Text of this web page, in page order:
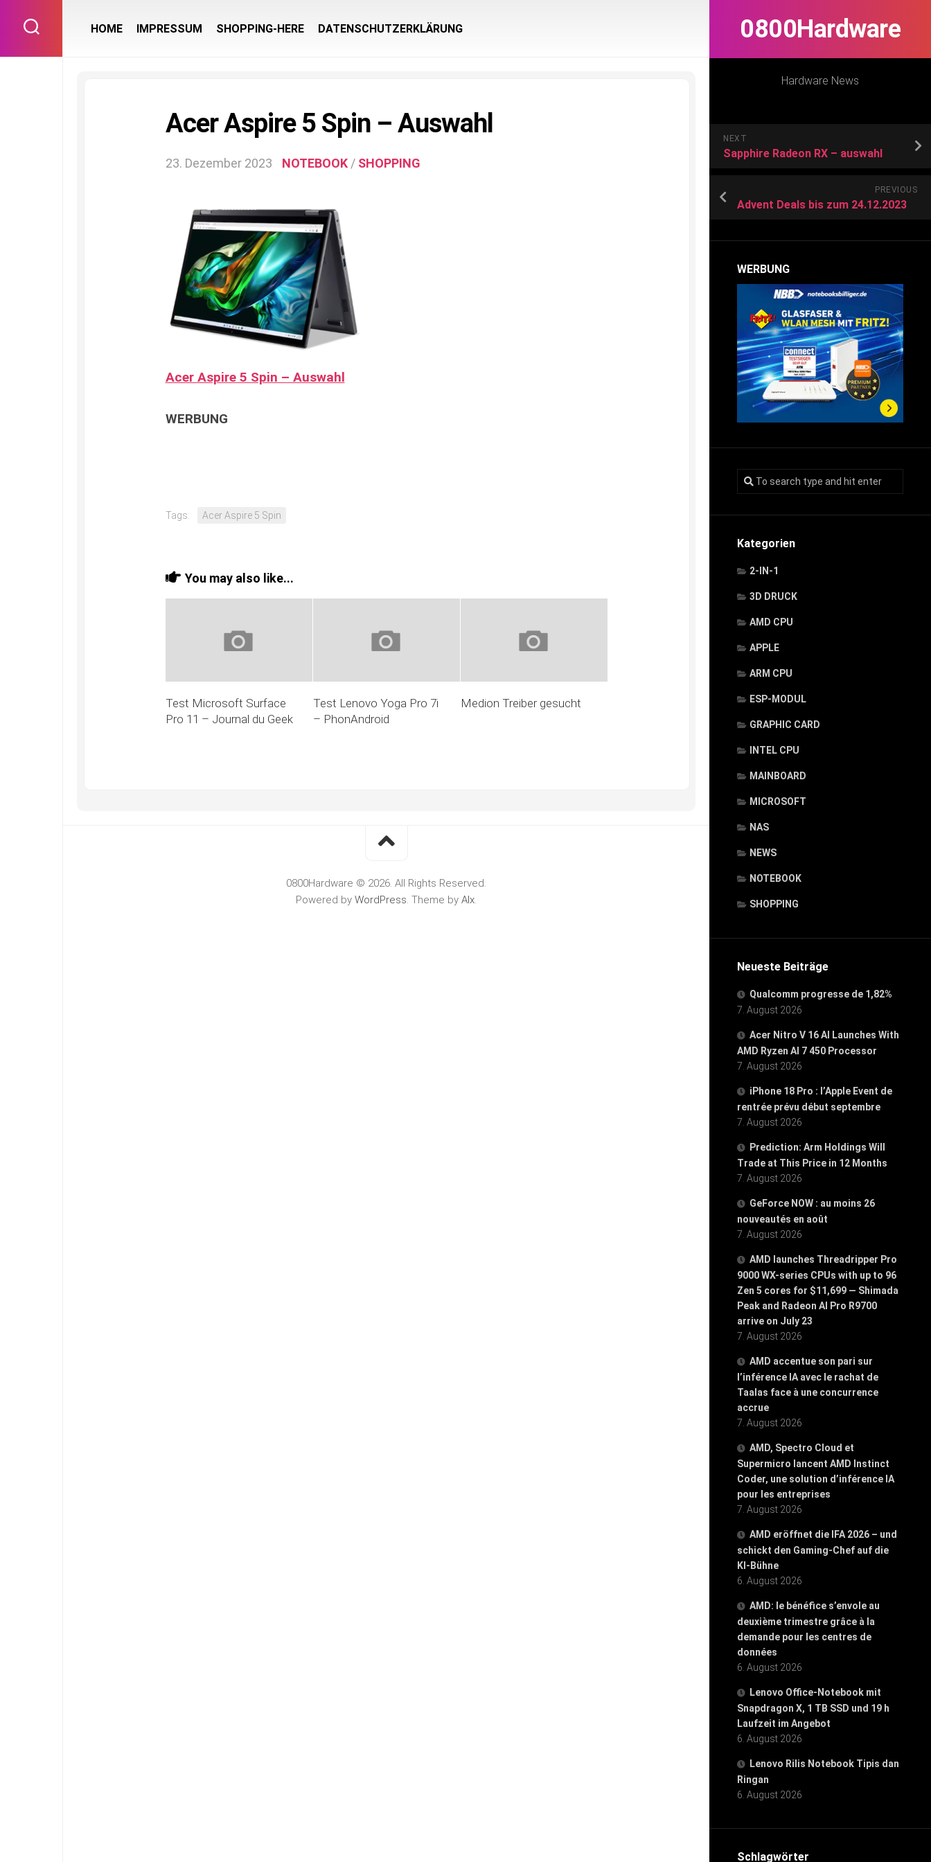
content
0800Hardware
Hardware News
NEXT
Sapphire Radeon RX – auswahl
PREVIOUS
Advent Deals bis zum 24.12.2023
WERBUNG
Kategorien
2-IN-1
3D DRUCK
AMD CPU
APPLE
ARM CPU
ESP-MODUL
GRAPHIC CARD
INTEL CPU
MAINBOARD
MICROSOFT
NAS
NEWS
NOTEBOOK
SHOPPING
Neueste Beiträge
Qualcomm progresse de 1,82%
7. August 2026
Acer Nitro V 16 AI Launches With
AMD Ryzen AI 7 450 Processor
7. August 2026
iPhone 18 Pro : l’Apple Event de
rentrée prévu début septembre
7. August 2026
Prediction: Arm Holdings Will
Trade at This Price in 12 Months
7. August 2026
GeForce NOW : au moins 26
nouveautés en août
7. August 2026
AMD launches Threadripper Pro
9000 WX-series CPUs with up to 96
Zen 5 cores for $11,699 — Shimada
Peak and Radeon AI Pro R9700
arrive on July 23
7. August 2026
AMD accentue son pari sur
l’inférence IA avec le rachat de
Taalas face à une concurrence
accrue
7. August 2026
AMD, Spectro Cloud et
Supermicro lancent AMD Instinct
Coder, une solution d’inférence IA
pour les entreprises
7. August 2026
AMD eröffnet die IFA 2026 – und
schickt den Gaming-Chef auf die
KI-Bühne
6. August 2026
AMD: le bénéfice s’envole au
deuxième trimestre grâce à la
demande pour les centres de
données
6. August 2026
Lenovo Office-Notebook mit
Snapdragon X, 1 TB SSD und 19 h
Laufzeit im Angebot
6. August 2026
Lenovo Rilis Notebook Tipis dan
Ringan
6. August 2026
Schlagwörter
HOME IMPRESSUM SHOPPING-HERE DATENSCHUTZERKLÄRUNG
Acer Aspire 5 Spin – Auswahl
23. Dezember 2023 NOTEBOOK/ SHOPPING
Acer Aspire 5 Spin – Auswahl
WERBUNG
Tags: Acer Aspire 5 Spin
You may also like...
Test Microsoft Surface
Pro 11 – Journal du Geek
Test Lenovo Yoga Pro 7i
– PhonAndroid
Medion Treiber gesucht
0800Hardware © 2026. All Rights Reserved.
Powered by WordPress. Theme by Alx.